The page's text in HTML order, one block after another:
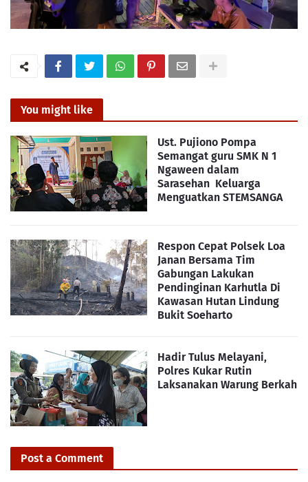
You might like
Ust. Pujiono Pompa
Semangat guru SMK N 1
Ngaween dalam
Sarasehan Keluarga
Menguatkan STEMSANGA
Respon Cepat Polsek Loa
Janan Bersama Tim
Gabungan Lakukan
Pendinginan Karhutla Di
Kawasan Hutan Lindung
Bukit Soeharto
Hadir Tulus Melayani,
Polres Kukar Rutin
Laksanakan Warung Berkah
Post a Comment